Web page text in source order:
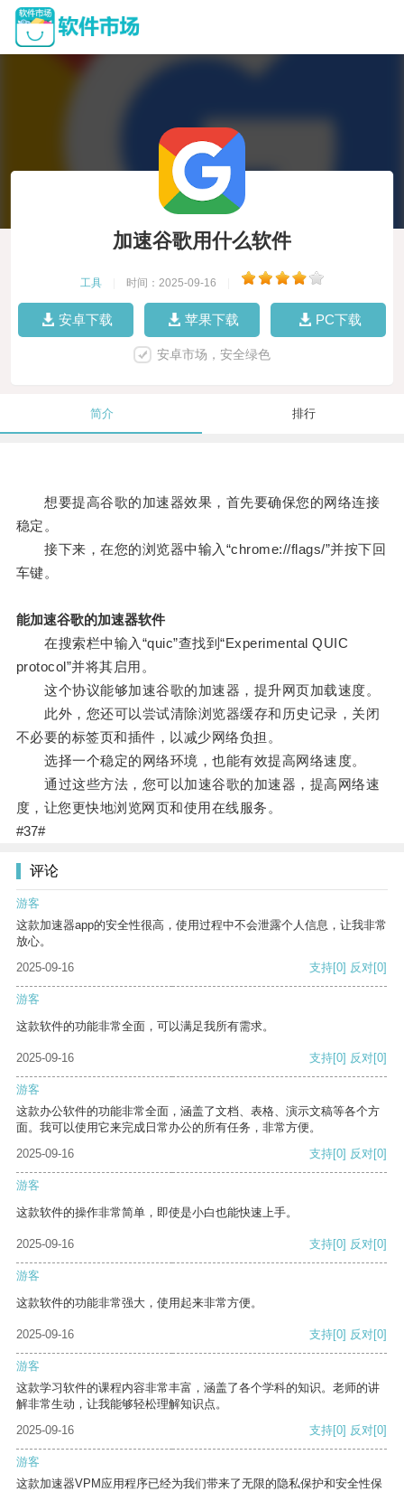
加速谷歌用什么软件
工具 时间：2025-09-16
安卓下载 苹果下载 PC下载
安卓市场，安全绿色
简介 排行
想要提高谷歌的加速器效果，首先要确保您的网络连接
稳定。
接下来，在您的浏览器中输入“chrome://flags/”并按下回
车键。
能加速谷歌的加速器软件
在搜索栏中输入“quic”查找到“Experimental QUIC
protocol”并将其启用。
这个协议能够加速谷歌的加速器，提升网页加载速度。
此外，您还可以尝试清除浏览器缓存和历史记录，关闭
不必要的标签页和插件，以减少网络负担。
选择一个稳定的网络环境，也能有效提高网络速度。
通过这些方法，您可以加速谷歌的加速器，提高网络速
度，让您更快地浏览网页和使用在线服务。
#37#
评论
游客
这款加速器app的安全性很高，使用过程中不会泄露个人信息，让我非常
放心。
2025-09-16
支持[0] 反对[0]
游客
这款软件的功能非常全面，可以满足我所有需求。
2025-09-16 支持[0] 反对[0]
游客
这款办公软件的功能非常全面，涵盖了文档、表格、演示文稿等各个方
面。我可以使用它来完成日常办公的所有任务，非常方便。
2025-09-16
支持[0] 反对[0]
游客
这款软件的操作非常简单，即使是小白也能快速上手。
2025-09-16 支持[0] 反对[0]
游客
这款软件的功能非常强大，使用起来非常方便。
2025-09-16 支持[0] 反对[0]
游客
这款学习软件的课程内容非常丰富，涵盖了各个学科的知识。老师的讲
解非常生动，让我能够轻松理解知识点。
2025-09-16
支持[0] 反对[0]
游客
这款加速器VPM应用程序已经为我们带来了无限的隐私保护和安全性保